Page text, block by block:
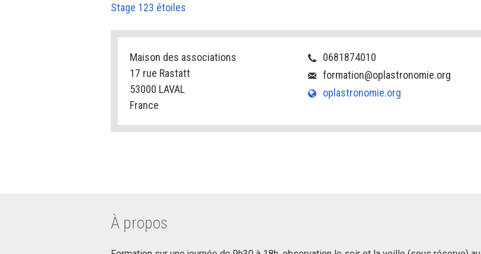
Stage 123 étoiles
Maison des associations
17 rue Rastatt
53000 LAVAL
France
0681874010
formation@oplastronomie.org
oplastronomie.org
À propos